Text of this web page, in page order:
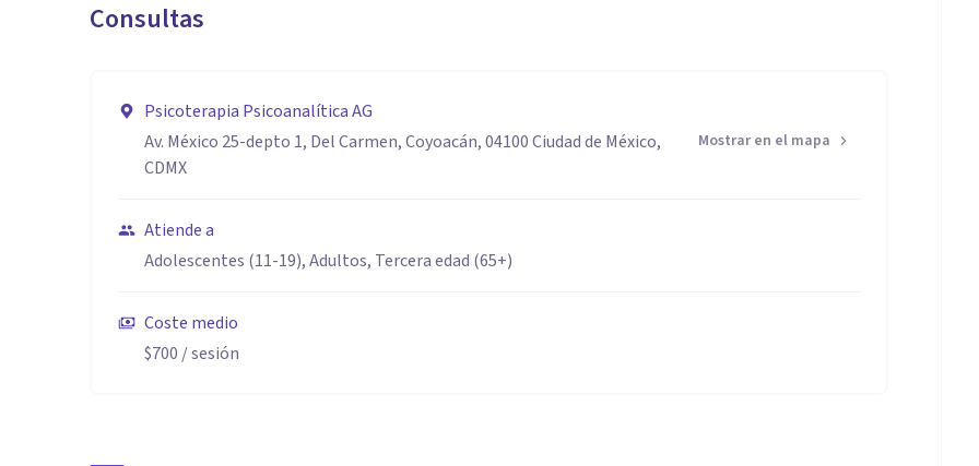
Consultas
Psicoterapia Psicoanalítica AG
Av. México 25-depto 1, Del Carmen, Coyoacán, 04100 Ciudad de México,
CDMX
Mostrar en el mapa
Atiende a
Adolescentes (11-19), Adultos, Tercera edad (65+)
Coste medio
$700 / sesión